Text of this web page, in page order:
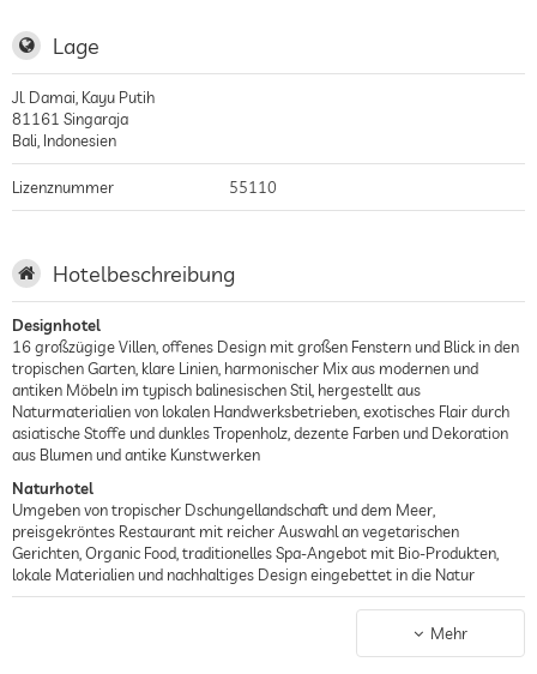
Lage
Jl. Damai, Kayu Putih
81161 Singaraja
Bali Indonesien
Lizenznummer 55110
Hotelbeschreibung
Designhotel
16 großzügige Villen, offenes Design mit großen Fenstern und Blick in den
tropischen Garten, klare Linien, harmonischer Mix aus modernen und
antiken Möbeln im typisch balinesischen Stil, hergestellt aus
Naturmaterialien von lokalen Handwerksbetrieben, exotisches Flair durch
asiatische Stoffe und dunkles Tropenholz, dezente Farben und Dekoration
aus Blumen und antike Kunstwerken
Naturhotel
Umgeben von tropischer Dschungellandschaft und dem Meer,
preisgekröntes Restaurant mit reicher Auswahl an vegetarischen
Gerichten, Organic Food, traditionelles Spa-Angebot mit Bio-Produkten,
lokale Materialien und nachhaltiges Design eingebettet in die Natur
Privatsphäre für Paare durch abgeschiedene Lage in den Bergen, eigene
Gärten und Infinitypools mit Meerblick, romantische Sonnenuntergänge,
Mehr